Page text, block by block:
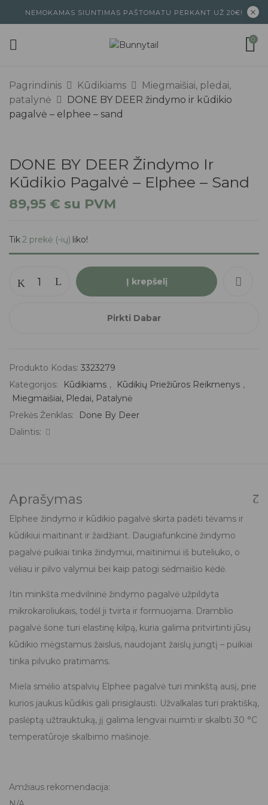
NEMOKAMAS SIUNTIMAS PAŠTOMATU PERKANT UŽ 20€!
0
Pagrindinis Kūdikiams
Miegmaišiai, pledai,
patalynė
DONE BY DEER žindymo ir kūdikio
pagalvė – elphee – sand
DONE BY DEER Žindymo Ir
Kūdikio Pagalvė – Elphee – Sand
89,95 € su PVM
Tik2 prekė (-ių) liko!
Į krepšelį
Pirkti Dabar
Produkto Kodas: 3323279
Kategorijos:
Kūdikiams , Kūdikių Priežiūros Reikmenys ,
Miegmaišiai, Pledai, Patalynė
Prekės Ženklas:
Done By Deer
Dalintis:
Aprašymas
Elphee žindymo ir kūdikio pagalvė skirta padėti tėvams ir
kūdikiui maitinant ir žaidžiant. Daugiafunkcinė žindymo
pagalvė puikiai tinka žindymui, maitinimui iš buteliuko, o
vėliau ir pilvo valymui bei kaip patogi sėdmaišio kėdė.
Itin minkšta medvilninė žindymo pagalvė užpildyta
mikrokaroliukais, todėl ji tvirta ir formuojama. Dramblio
pagalvė šone turi elastinę kilpą, kuria galima pritvirtinti jūsų
kūdikio mėgstamus žaislus, naudojant žaislų jungtį – puikiai
tinka pilvuko pratimams.
Miela smėlio atspalvių Elphee pagalvė turi minkštą ausį, prie
kurios jaukus kūdikis gali prisiglausti. Užvalkalas turi praktišką,
paslėptą užtrauktuką, jį galima lengvai nuimti ir skalbti 30 °C
temperatūroje skalbimo mašinoje.
Amžiaus rekomendacija: